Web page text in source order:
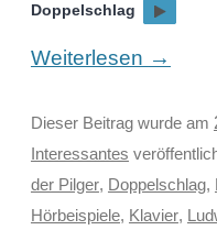
Doppelschlag
Weiterlesen →
Dieser Beitrag wurde am
Interessantes
der Pilger, Doppelschlag,
Hörbeispiele, Klavier,